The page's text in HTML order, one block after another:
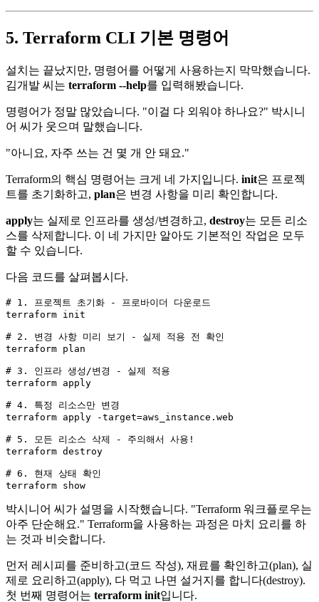
5. Terraform CLI 기본 명령어
설치는 끝났지만, 명령어를 어떻게 사용하는지 막막했습니다.
김개발 씨는 terraform --help를 입력해봤습니다.
명령어가 정말 많았습니다. "이걸 다 외워야 하나요?" 박시니
어 씨가 웃으며 말했습니다.
"아니요, 자주 쓰는 건 몇 개 안 돼요."
Terraform의 핵심 명령어는 크게 네 가지입니다. init은 프로젝
트를 초기화하고, plan은 변경 사항을 미리 확인합니다.
apply는 실제로 인프라를 생성/변경하고, destroy는 모든 리소
스를 삭제합니다. 이 네 가지만 알아도 기본적인 작업은 모두
할 수 있습니다.
다음 코드를 살펴봅시다.
# 1.
프로젝트 초기화 - 프로바이더 다운로드
terraform init
# 2.
변경 사항 미리 보기 - 실제 적용 전 확인
terraform plan
# 3.
인프라 생성/변경 - 실제 적용
terraform apply
# 4.
특정 리소스만 변경
terraform apply -target=aws_instance. web
# 5.
모든 리소스 삭제 - 주의해서 사용!
terraform destroy
# 6.
현재 상태 확인
박시니어 씨가 설명을 시작했습니다. "Terraform 워크플로우는
아주 단순해요." Terraform을 사용하는 과정은 마치 요리를 하
는 것과 비슷합니다.
먼저 레시피를 준비하고(코드 작성), 재료를 확인하고(plan), 실
제로 요리하고(apply), 다 먹고 나면 설거지를 합니다(destroy).
첫 번째 명령어는 terraform init입니다.